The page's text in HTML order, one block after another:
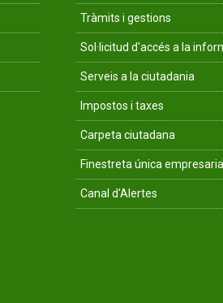
Tràmits i gestions
Sol·licitud d'accés a la
Serveis a la ciutadania
Impostos i taxes
Carpeta ciutadana
Finestreta única empresarial
Canal d'Alertes